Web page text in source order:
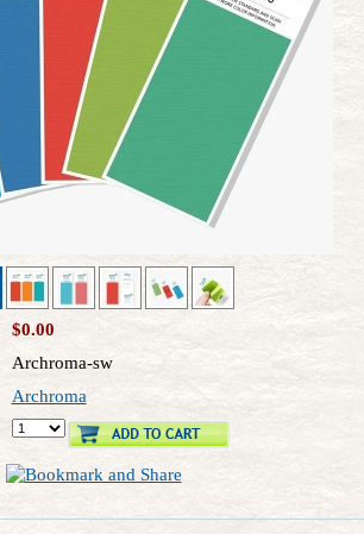
$0.00
Archroma-sw
Archroma